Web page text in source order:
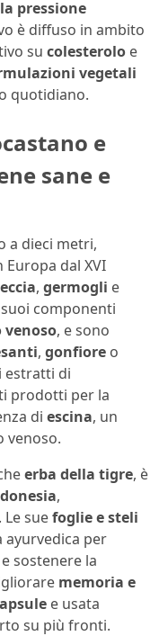
pressione
è diffuso in ambito
su colesterolo e
vegetali
quotidiano.
e
sane e
a dieci metri,
dal XVI
, germogli e
componenti
, e sono
, gonfiore o
estratti di
prodotti per la
di escina, un
venoso.
erba della tigre, è
,
suefoglie e steli
ayurvedica per
e sostenere la
memoria e
e usata
su più fronti.